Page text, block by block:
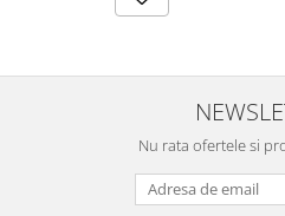
Nu rata ofertele si